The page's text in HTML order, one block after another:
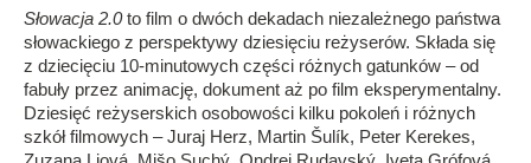
Słowacja 2.0to film o dwóch dekadach niezależnego państwa
słowackiego z perspektywy dziesięciu reżyserów. Składa się
z dziecięciu 10-minutowych części różnych gatunków – od
fabuły przez animację, dokument aż po film eksperymentalny.
Dziesięć reżyserskich osobowości kilku pokoleń i różnych
szkół filmowych – Juraj Herz, Martin Šulík, Peter Kerekes,